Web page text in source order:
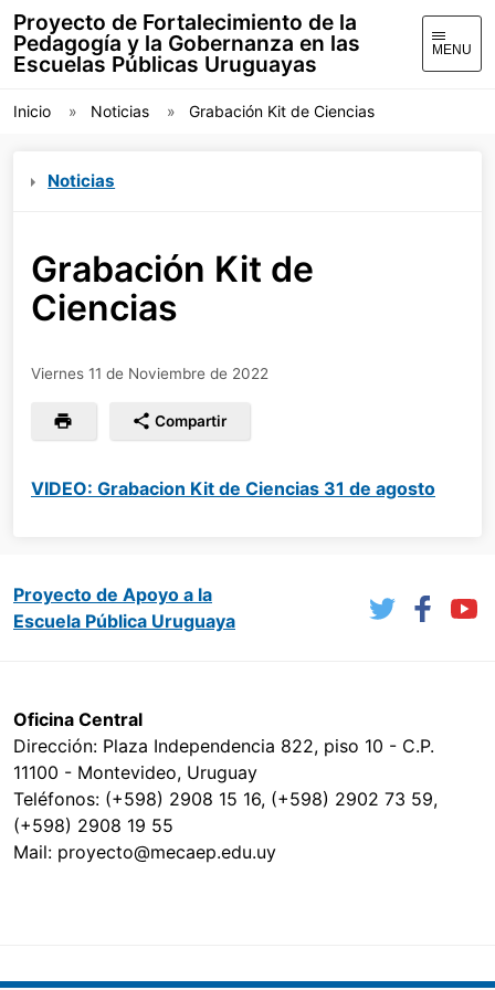
Proyecto de Fortalecimiento de la
Pedagogía y la Gobernanza en las
Escuelas Públicas Uruguayas
MENU
Inicio Noticias Grabación Kit de Ciencias
Noticias
Grabación Kit de
Ciencias
Viernes 11 de Noviembre de 2022
Compartir
VIDEO: Grabacion Kit de Ciencias 31 de agosto
Proyecto de Apoyo a la
Escuela Pública Uruguaya
Oficina Central
Dirección: Plaza Independencia 822, piso 10 - C.P.
11100 - Montevideo, Uruguay
Teléfonos: (+598) 2908 15 16, (+598) 2902 73 59,
(+598) 2908 19 55
Mail: proyecto@mecaep.edu.uy